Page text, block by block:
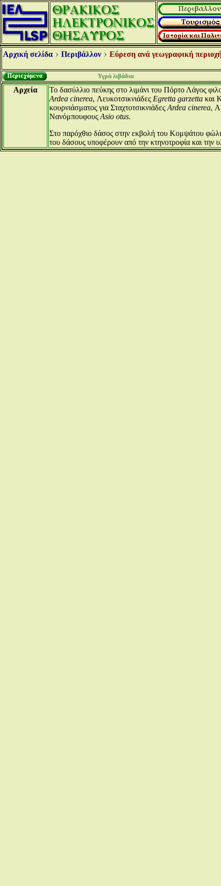
Αρχική σελίδα Περιβάλλον Εύρεση ανά γεωγραφική
Υγρά λιβάδια
Αρχεία
Το δασύλλιο πεύκης στο λιμάνι του Πόρτο Λάγος
Ardea cinerea, Λευκοτσικνιάδες Egretta garzetta και
κουρνιάσματος για Σταχτοτσικνιάδες Ardea cinerea,
Νανόμπουφους Asio otus.
Στο παρόχθιο δάσος στην εκβολή του Κομψάτου
του δάσους υποφέρουν από την κτηνοτροφία και την